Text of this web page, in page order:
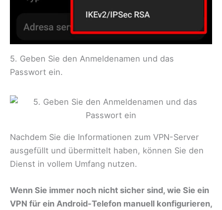
5. Geben Sie den Anmeldenamen und das
Passwort ein.
Nachdem Sie die Informationen zum VPN-Server
ausgefüllt und übermittelt haben, können Sie den
Dienst in vollem Umfang nutzen.
Wenn Sie immer noch nicht sicher sind, wie Sie ein
VPN für ein Android-Telefon manuell konfigurieren,